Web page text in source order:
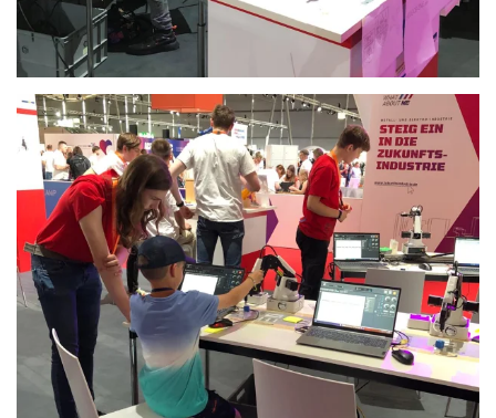
Anschauen....